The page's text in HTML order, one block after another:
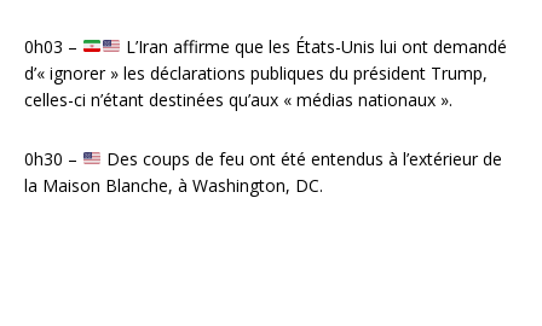
0h03 –
L’Iran affirme que les États-Unis lui ont demandé
d’« ignorer » les déclarations publiques du président Trump,
celles-ci n’étant destinées qu’aux « médias nationaux ».
0h30 –
Des coups de feu ont été entendus à l’extérieur de
la Maison Blanche, à Washington, DC.